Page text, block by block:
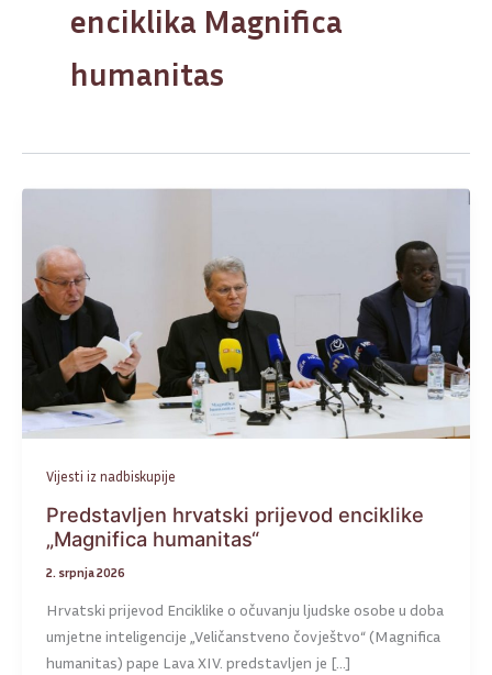
enciklika Magnifica
humanitas
Vijesti iz nadbiskupije
Predstavljen hrvatski prijevod enciklike
„Magnifica humanitas“
2. srpnja 2026
Hrvatski prijevod Enciklike o očuvanju ljudske osobe u doba
umjetne inteligencije „Veličanstveno čovještvo“ (Magnifica
humanitas) pape Lava XIV. predstavljen je […]